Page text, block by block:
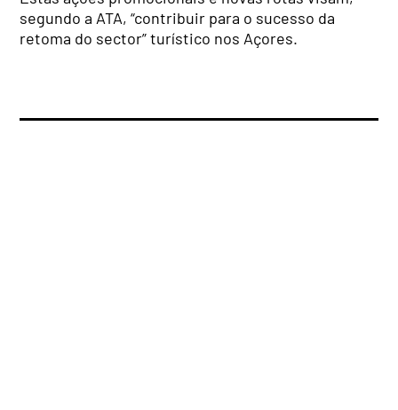
segundo a ATA, “contribuir para o sucesso da
retoma do sector” turístico nos Açores.